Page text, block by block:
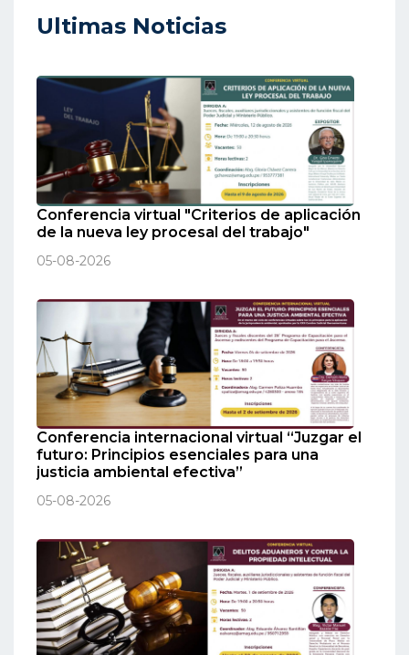
Ultimas Noticias
Conferencia virtual "Criterios de aplicación
de la nueva ley procesal del trabajo"
05-08-2026
Conferencia internacional virtual “Juzgar el
futuro: Principios esenciales para una
justicia ambiental efectiva”
05-08-2026